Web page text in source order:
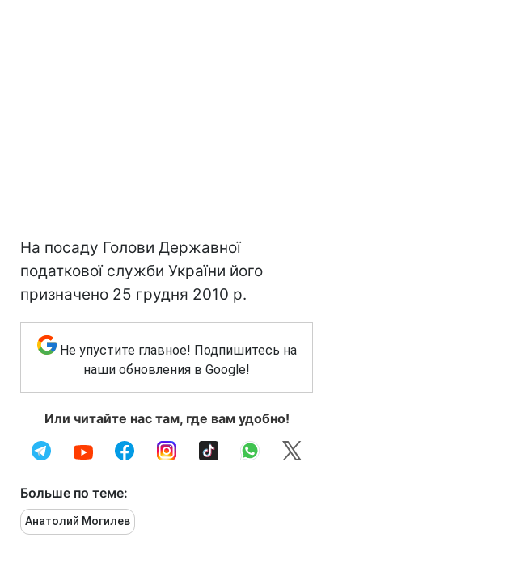
На посаду Голови Державної
податкової служби України його
призначено 25 грудня 2010 р.
Не упустите главное! Подпишитесь на
наши обновления в Google!
Или читайте нас там, где вам удобно!
Больше по теме:
Анатолий Могилев